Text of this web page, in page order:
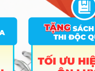
A00; A01; D01; D03; D04; D07;
D24; D25; D29; D30; DD2; X02;
X03; X26; X56
18
D24; D25; D29; D30; DD2; X02;
X03; X26; X56